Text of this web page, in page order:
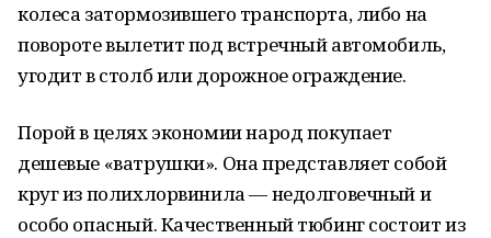
колеса затормозившего транспорта, либо на
повороте вылетит под встречный автомобиль,
угодит в столб или дорожное ограждение.
Порой в целях экономии народ покупает
дешевые «ватрушки». Она представляет собой
круг из полихлорвинила — недолговечный и
особо опасный. Качественный тюбинг состоит из